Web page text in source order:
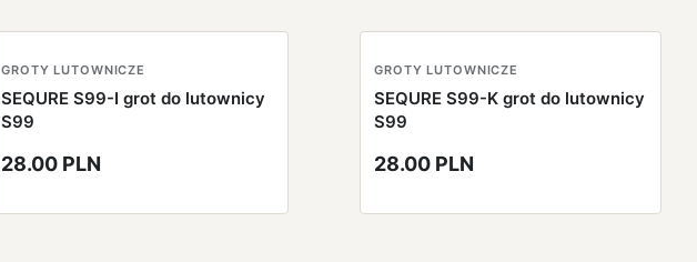
GROTY LUTOWNICZE
SEQURE S99-I grot do lutownicy
S99
28.00 PLN
GROTY LUTOWNICZE
SEQURE S99-K grot do lutownicy
S99
28.00 PLN